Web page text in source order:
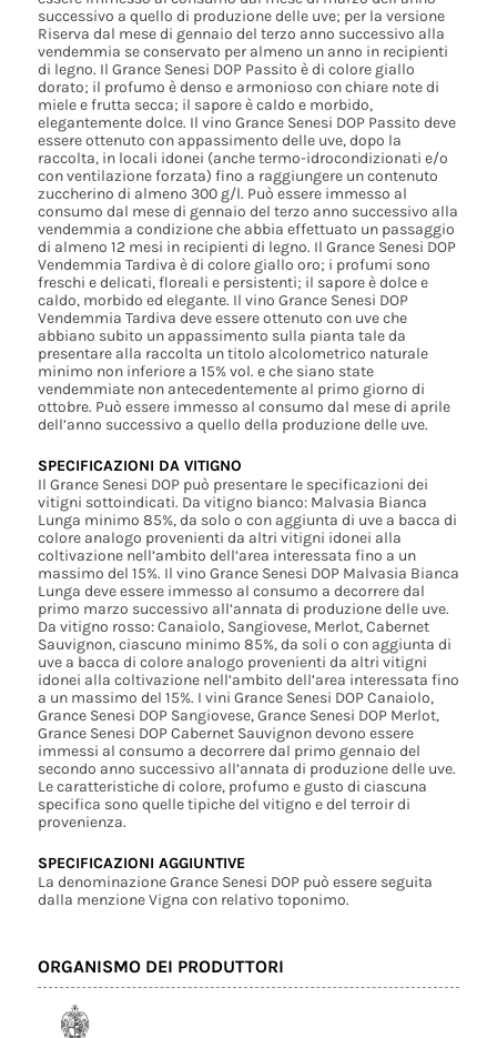
successivo a quello di produzione delle uve; per la versione
Riserva dal mese di gennaio del terzo anno successivo alla
vendemmia se conservato per almeno un anno in recipienti
di legno. Il Grance Senesi DOP Passito è di colore giallo
dorato; il profumo è denso e armonioso con chiare note di
miele e frutta secca; il sapore è caldo e morbido,
elegantemente dolce. Il vino Grance Senesi DOP Passito deve
essere ottenuto con appassimento delle uve, dopo la
raccolta, in locali idonei (anche termo-idrocondizionati e/o
con ventilazione forzata) fino a raggiungere un contenuto
zuccherino di almeno 300 g/l. Può essere immesso al
consumo dal mese di gennaio del terzo anno successivo alla
vendemmia a condizione che abbia effettuato un passaggio
di almeno 12 mesi in recipienti di legno. Il Grance Senesi DOP
Vendemmia Tardiva è di colore giallo oro; i profumi sono
freschi e delicati, floreali e persistenti; il sapore è dolce e
caldo, morbido ed elegante. Il vino Grance Senesi DOP
Vendemmia Tardiva deve essere ottenuto con uve che
abbiano subito un appassimento sulla pianta tale da
presentare alla raccolta un titolo alcolometrico naturale
minimo non inferiore a 15% vol. e che siano state
vendemmiate non antecedentemente al primo giorno di
ottobre. Può essere immesso al consumo dal mese di aprile
dell’anno successivo a quello della produzione delle uve.
SPECIFICAZIONI DA VITIGNO
Il Grance Senesi DOP può presentare le specificazioni dei
vitigni sottoindicati. Da vitigno bianco: Malvasia Bianca
Lunga minimo 85%, da solo o con aggiunta di uve a bacca di
colore analogo provenienti da altri vitigni idonei alla
coltivazione nell’ambito dell’area interessata fino a un
massimo del 15%. Il vino Grance Senesi DOP Malvasia Bianca
Lunga deve essere immesso al consumo a decorrere dal
primo marzo successivo all’annata di produzione delle uve.
Da vitigno rosso: Canaiolo, Sangiovese, Merlot, Cabernet
Sauvignon, ciascuno minimo 85%, da soli o con aggiunta di
uve a bacca di colore analogo provenienti da altri vitigni
idonei alla coltivazione nell’ambito dell’area interessata fino
a un massimo del 15%. I vini Grance Senesi DOP Canaiolo,
Grance Senesi DOP Sangiovese, Grance Senesi DOP Merlot,
Grance Senesi DOP Cabernet Sauvignon devono essere
immessi al consumo a decorrere dal primo gennaio del
secondo anno successivo all’annata di produzione delle uve.
Le caratteristiche di colore, profumo e gusto di ciascuna
specifica sono quelle tipiche del vitigno e del terroir di
provenienza.
SPECIFICAZIONI AGGIUNTIVE
La denominazione Grance Senesi DOP può essere seguita
dalla menzione Vigna con relativo toponimo.
ORGANISMO DEI PRODUTTORI